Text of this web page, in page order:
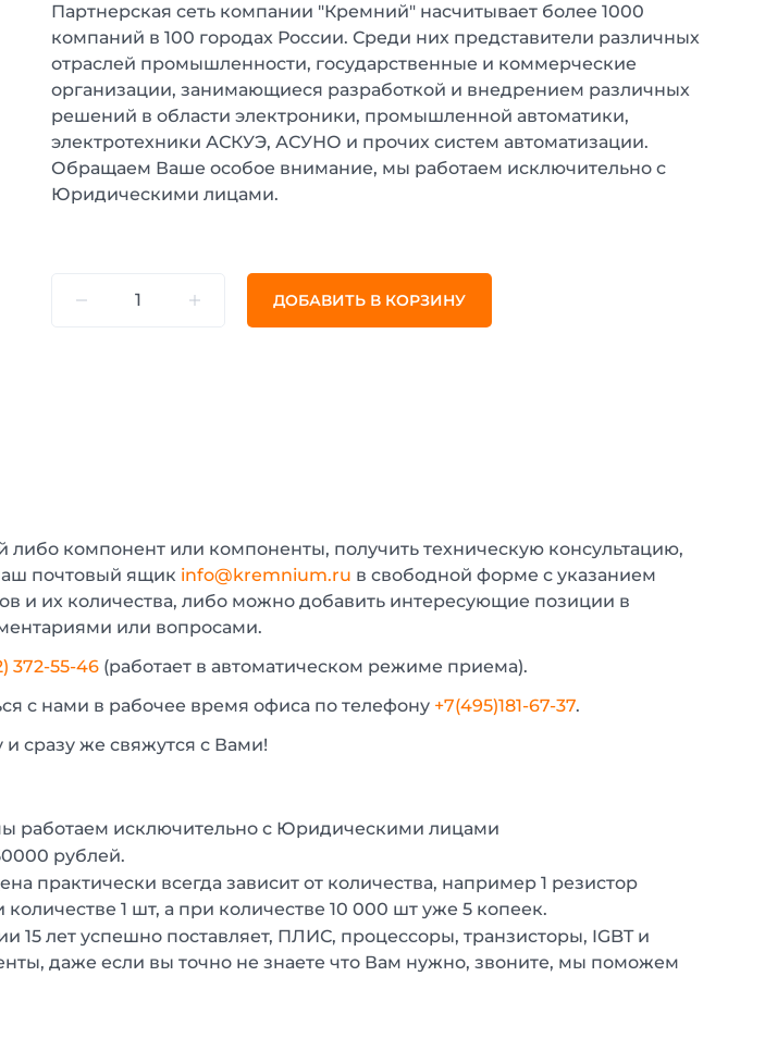
Партнерская сеть компании "Кремний" насчитывает более 1000
компаний в 100 городах России. Среди них представители различных
отраслей промышленности, государственные и коммерческие
организации, занимающиеся разработкой и внедрением различных
решений в области электроники, промышленной автоматики,
электротехники АСКУЭ, АСУНО и прочих систем автоматизации.
Обращаем Ваше особое внимание, мы работаем исключительно с
Юридическими лицами.
ДОБАВИТЬ В КОРЗИНУ
либо компонент или компоненты, получить техническую консультацию,
почтовый ящик info@kremnium.ru в свободной форме с указанием
и их количества, либо можно добавить интересующие позиции в
или вопросами.
372-55-46 (работает в автоматическом режиме приема).
с нами в рабочее время офиса по телефону +7(495)181-67-37.
сразу же свяжутся с Вами!
работаем исключительно с Юридическими лицами
рублей.
практически всегда зависит от количества, например 1 резистор
1 шт, а при количестве 10 000 шт уже 5 копеек.
15 лет успешно поставляет, ПЛИС, процессоры, транзисторы, IGBT и
даже если вы точно не знаете что Вам нужно, звоните, мы поможем